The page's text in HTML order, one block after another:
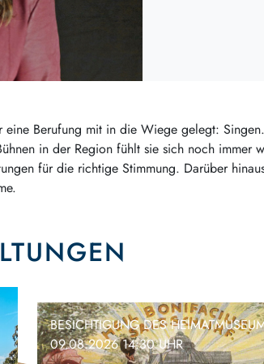
eine Berufung mit in die Wiege gelegt:
in der Region fühlt sie sich noch immer
für die richtige Stimmung. Darüber
BESICHTIGUNG DES
09.08.2026 14:30 UHR